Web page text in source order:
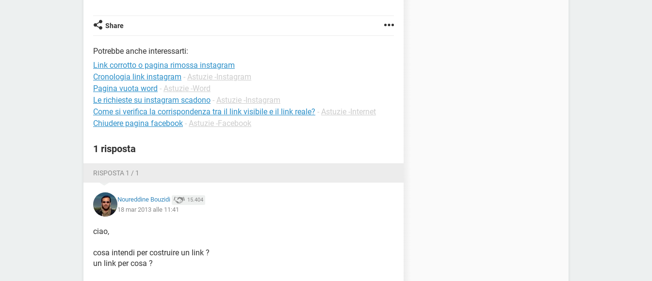
Share
Potrebbe anche interessarti:
Link corrotto o pagina rimossa instagram
Cronologia link instagram - Astuzie -Instagram
Pagina vuota word - Astuzie -Word
Le richieste su instagram scadono - Astuzie -Instagram
Come si verifica la corrispondenza tra il link visibile e il link reale? - Astuzie -Internet
Chiudere pagina facebook - Astuzie -Facebook
1 risposta
RISPOSTA 1 / 1
Noureddine Bouzidi 15.404
18 mar 2013 alle 11:41
ciao,
cosa intendi per costruire un link ?
un link per cosa ?